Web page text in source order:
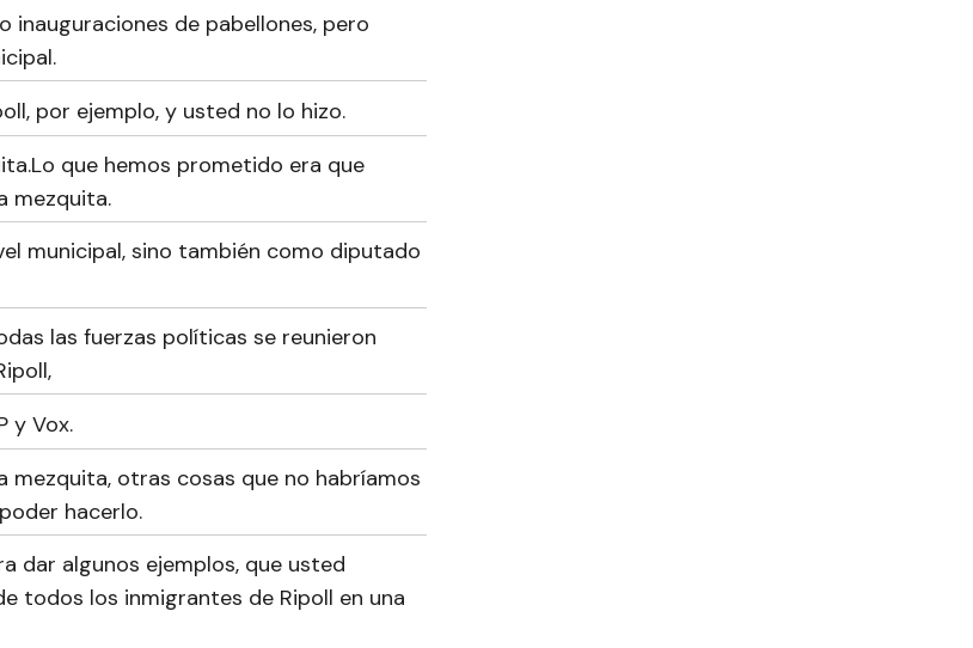
inauguraciones de pabellones, pero
por ejemplo, y usted no lo hizo.
que hemos prometido era que
mezquita.
municipal, sino también como diputado
las fuerzas políticas se reunieron
y Vox.
otras cosas que no habríamos
hacerlo.
dar algunos ejemplos, que usted
todos los inmigrantes de Ripoll en una